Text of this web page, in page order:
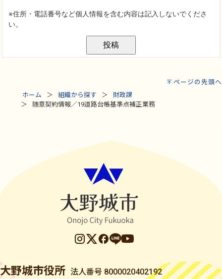
ページの先頭へ
ホーム
組織から探す
財政課
随意契約情報／19道路台帳基準点補正業務
大野城市役所 法人番号 8000020402192